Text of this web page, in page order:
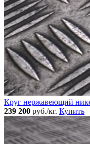
Круг нержавеющий
239 200 руб./кг. Купить